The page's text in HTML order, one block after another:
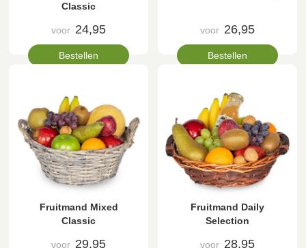
Classic
voor 24,95
Bestellen
voor 26,95
Bestellen
Fruitmand Mixed
Classic
voor 29,95
Fruitmand Daily
Selection
voor 28,95